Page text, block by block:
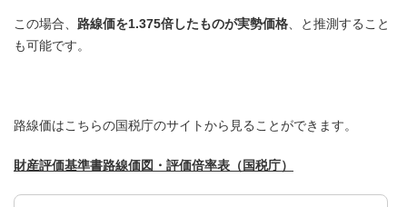
この場合、 路線価を1.375倍したものが実勢価格 、と推測すること
も可能です。
路線価はこちらの国税庁のサイトから見ることができます。
財産評価基準書路線価図・評価倍率表（国税庁）